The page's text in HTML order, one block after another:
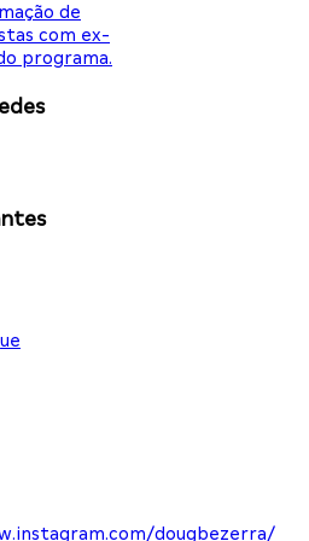
de
com ex-
programa.
dougbezerra/